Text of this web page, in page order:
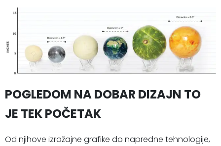
POGLEDOM NA DOBAR DIZAJN TO
JE TEK POČETAK
Od njihove izražajne grafike do napredne tehnologije,